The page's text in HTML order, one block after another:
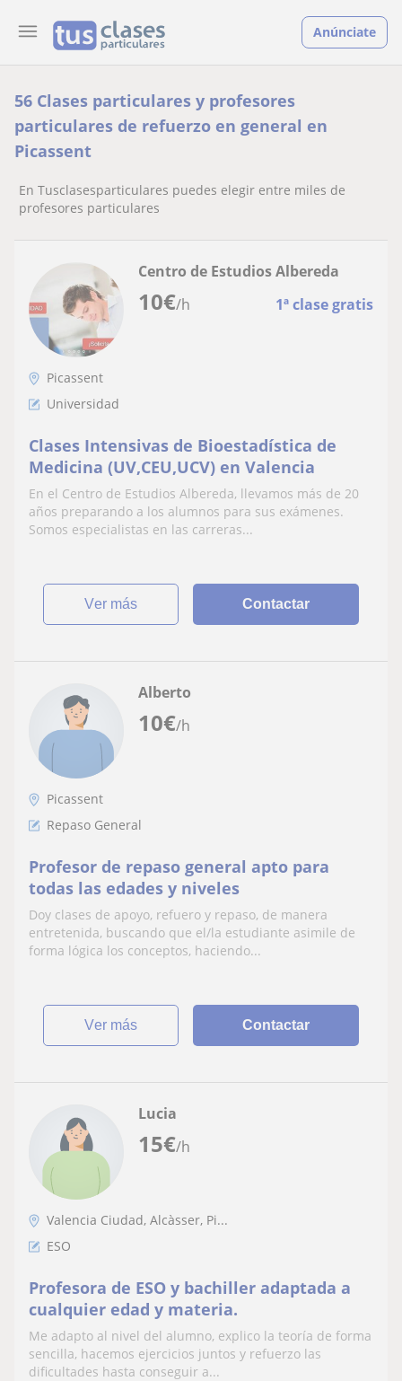
Anúnciate
56 Clases particulares y profesores
particulares de refuerzo en general en
Picassent
En Tusclasesparticulares puedes elegir entre miles de
profesores particulares
10€/h 1ª clase gratis
Centro de Estudios Albereda
Picassent
Universidad
Clases Intensivas de Bioestadística de
Medicina (UV,CEU,UCV) en Valencia
En el Centro de Estudios Albereda, llevamos más de 20
años preparando a los alumnos para sus exámenes.
Somos especialistas en las carreras...
ver más Contactar
10€/h
Alberto
Picassent
Repaso General
Profesor de repaso general apto para
todas las edades y niveles
Doy clases de apoyo, refuero y repaso, de manera
entretenida, buscando que el/la estudiante asimile de
forma lógica los conceptos, haciendo...
ver más Contactar
15€/h
Lucia
Valencia Ciudad, Alcàsser, Pi...
ESO
Profesora de ESO y bachiller adaptada a
cualquier edad y materia.
Me adapto al nivel del alumno, explico la teoría de forma
sencilla, hacemos ejercicios juntos y refuerzo las
dificultades hasta conseguir a...